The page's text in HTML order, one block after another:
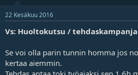
22 Kesäkuu 2016
Vs: Huoltokutsu / tehdaskampanja
Se voi olla parin tunnin homma jos
kertaa aiemmin.